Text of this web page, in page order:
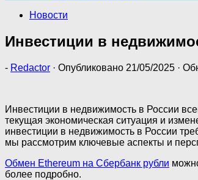
Новости
Инвестиции в
- Redactor · Опубликовано 21/05/2025 ·
Инвестиции в недвижимость в России
текущая экономическая ситуация и
инвестиции в недвижимость в России
мы рассмотрим ключевые аспекты и
Обмен Ethereum на Сбербанк рубли
более подробно.